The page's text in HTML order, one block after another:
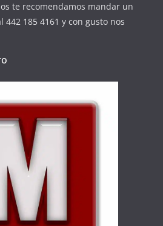
te recomendamos mandar un
442 185 4161 y con gusto nos